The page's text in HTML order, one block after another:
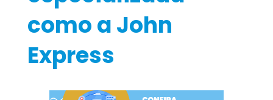
como a John
Express